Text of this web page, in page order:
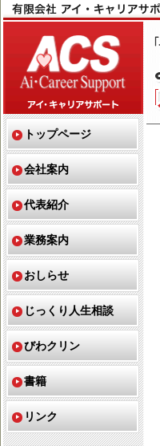
トップページ
会社案内
代表紹介
業務案内
おしらせ
じっくり人生相談
びわクリン
書籍
リンク